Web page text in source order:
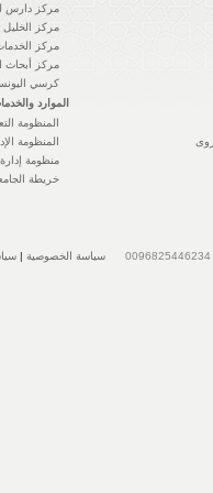
مركز دارس
مركز الخليل
مركز
مركز أبحاث
كرسي
الموارد
المنظومة
المنظومة
منظومة
خريطة
سياسة الخصوصية |